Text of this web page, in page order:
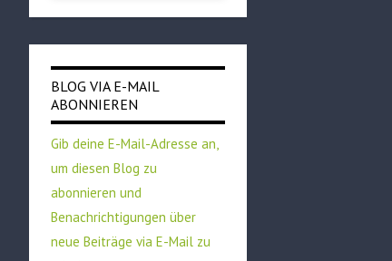
BLOG VIA E-MAIL
ABONNIEREN
Gib deine E-Mail-Adresse an,
um diesen Blog zu
abonnieren und
Benachrichtigungen über
neue Beiträge via E-Mail zu